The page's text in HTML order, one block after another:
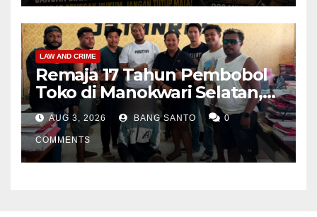
LAW AND CRIME
Remaja 17 Tahun Pembobol
Toko di Manokwari Selatan,
Akhirnya Diamankan Tim
Jatanras Polda Papua Barat
AUG 3, 2026 BANG SANTO 0
COMMENTS